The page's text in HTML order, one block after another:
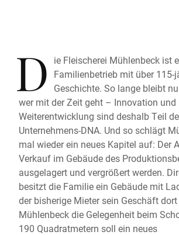
D
ie Fleischerei Mühlenbeck ist
Familienbetrieb mit über 115-
Geschichte. So lange bleibt
wer mit der Zeit geht – Innovation und
Weiterentwicklung sind deshalb Teil
Unternehmens-DNA. Und so schlägt
mal wieder ein neues Kapitel auf: Der
Verkauf im Gebäude des
ausgelagert und vergrößert werden.
besitzt die Familie ein Gebäude mit
der bisherige Mieter sein Geschäft
Mühlenbeck die Gelegenheit beim
190 Quadratmetern soll ein neues